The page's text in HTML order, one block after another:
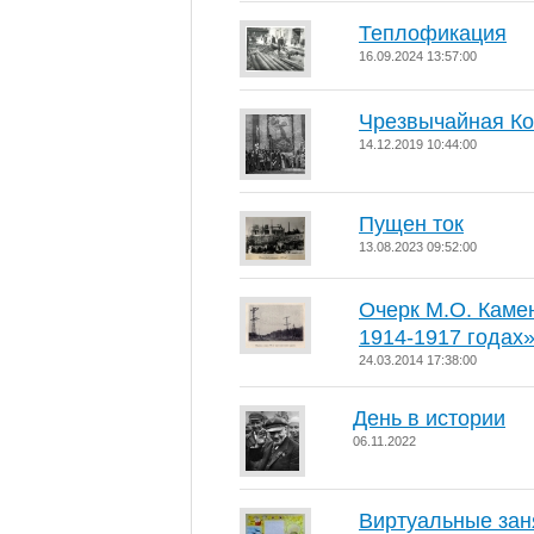
Теплофикация
16.09.2024 13:57:00
Чрезвычайная
14.12.2019 10:44:00
Пущен ток
13.08.2023 09:52:00
Очерк М.О.
1914-1917 годах»
24.03.2014 17:38:00
День в истории
06.11.2022
Виртуальные